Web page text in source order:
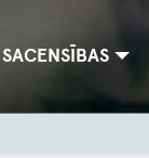
SACENSĪBAS